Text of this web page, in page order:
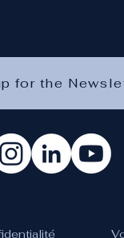
for the